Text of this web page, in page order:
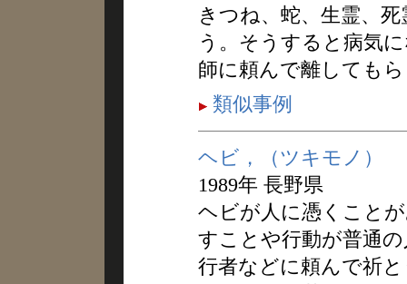
きつね、蛇、生霊、
う。そうすると病気
師に頼んで離しても
類似事例
ヘビ，（ツキモノ）
1989年 長野県
ヘビが人に憑くこと
すことや行動が普通
行者などに頼んで祈